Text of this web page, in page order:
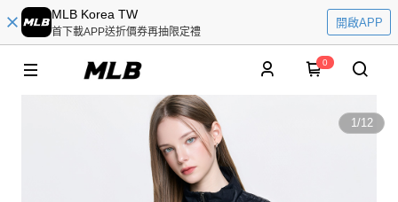
MLB Korea TW
首下載APP送折價券再抽限定禮
開啟APP
0
1/12